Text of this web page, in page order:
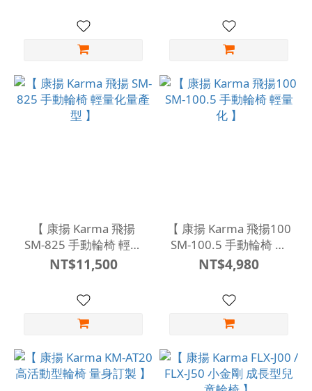
【 康揚 Karma 飛揚
SM-825 手動輪椅 輕量
化量產型 】
NT$11,500
【 康揚 Karma 飛揚100
SM-100.5 手動輪椅 輕
量化 】
NT$4,980